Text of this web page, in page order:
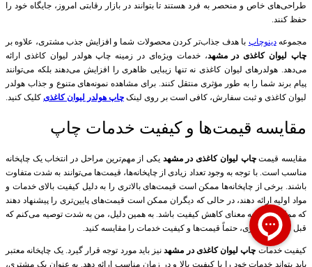
طراحی‌های خاص و منحصر به فرد هستند تا بتوانند در بازار رقابتی امروز، جایگاه خود را
حفظ کنند.
مجموعهدینوچاپ با هدف جذاب‌تر کردن محصولات شما و افزایش جذب مشتری، علاوه بر
چاپ لیوان کاغذی در مشهد، خدمات ویژه‌ای در زمینه چاپ هولدر لیوان کاغذی ارائه
می‌دهد. هولدرهای لیوان کاغذی نه تنها زیبایی ظاهری را افزایش می‌دهند بلکه می‌توانند
پیام برند شما را به طور مؤثری منتقل کنند. برای مشاهده نمونه‌های متنوع و جذاب هولدر
لیوان کاغذی و ثبت سفارش، کافی است بر روی لینک چاپ هولدر لیوان کاغذی کلیک کنید.
مقایسه قیمت‌ها و کیفیت خدمات چاپ
مقایسه قیمتچاپ لیوان کاغذی در مشهد یکی از مهم‌ترین مراحل در انتخاب یک چاپخانه
مناسب است. با توجه به وجود تعداد زیادی از چاپخانه‌ها، قیمت‌ها می‌توانند به شدت متفاوت
باشند. برخی از چاپخانه‌ها ممکن است قیمت‌های بالاتری را به دلیل کیفیت بالای خدمات و
مواد اولیه ارائه دهند، در حالی که دیگران ممکن است قیمت‌های پایین‌تری را پیشنهاد دهند
که ممکن است به معنای کاهش کیفیت باشد. به همین دلیل، من به شدت توصیه می‌کنم که
قبل از تصمیم‌گیری، حتماً قیمت‌ها و کیفیت خدمات را مقایسه کنید.
کیفیت خدمات چاپ لیوان کاغذی در مشهدنیز باید مورد توجه قرار گیرد. یک چاپخانه معتبر
باید بتواند خدمات خود را با کیفیت بالا و در زمان مناسب ارائه دهد. به عنوان یک مشتری،